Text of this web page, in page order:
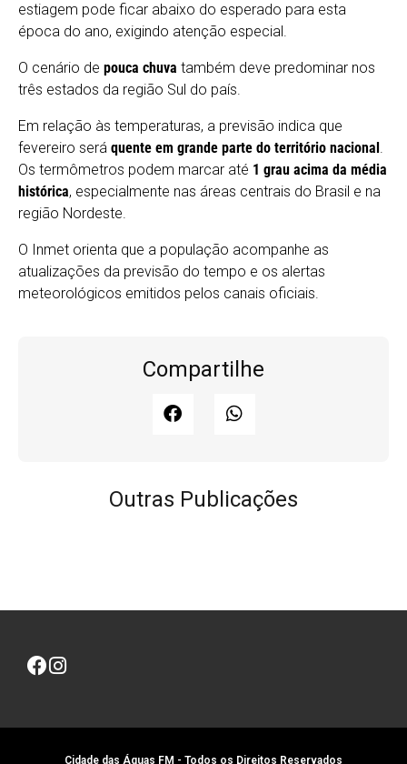
estiagem pode ficar abaixo do esperado para esta
época do ano, exigindo atenção especial.
O cenário de pouca chuva também deve predominar nos
três estados da região Sul do país.
Em relação às temperaturas, a previsão indica que
fevereiro será quente em grande parte do território nacional
Os termômetros podem marcar até 1 grau acima da média
histórica, especialmente nas áreas centrais do Brasil e na
região Nordeste.
O Inmet orienta que a população acompanhe as
atualizações da previsão do tempo e os alertas
meteorológicos emitidos pelos canais oficiais.
Compartilhe
Outras Publicações
Cidade das Águas FM - Todos os Direitos Reservados